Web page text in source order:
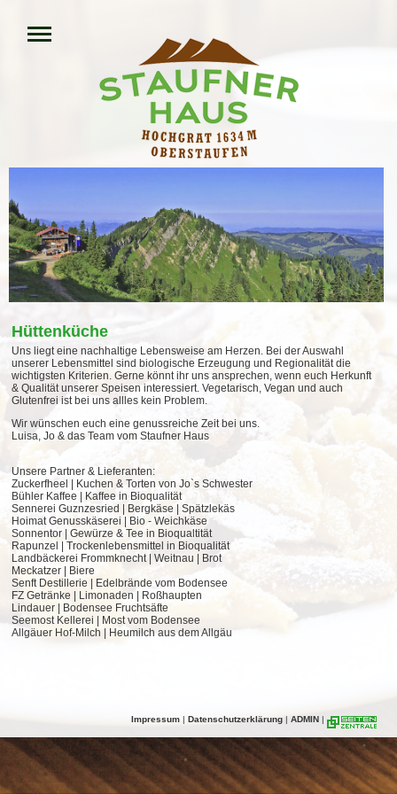
Hüttenküche
Uns liegt eine nachhaltige Lebensweise am Herzen. Bei der Auswahl
unserer Lebensmittel sind biologische Erzeugung und Regionalität die
wichtigsten Kriterien. Gerne könnt ihr uns ansprechen, wenn euch Herkunft
& Qualität unserer Speisen interessiert. Vegetarisch, Vegan und auch
Glutenfrei ist bei uns allles kein Problem.
Wir wünschen euch eine genussreiche Zeit bei uns.
Luisa, Jo & das Team vom Staufner Haus
Unsere Partner & Lieferanten:
Zuckerfheel | Kuchen & Torten von Jo`s Schwester
Bühler Kaffee | Kaffee in Bioqualität
Sennerei Guznzesried | Bergkäse | Spätzlekäs
Hoimat Genusskäserei | Bio - Weichkäse
Sonnentor | Gewürze & Tee in Bioqualtität
Rapunzel | Trockenlebensmittel in Bioqualität
Landbäckerei Frommknecht | Weitnau | Brot
Meckatzer | Biere
Senft Destillerie | Edelbrände vom Bodensee
FZ Getränke | Limonaden | Roßhaupten
Lindauer | Bodensee Fruchtsäfte
Seemost Kellerei | Most vom Bodensee
Allgäuer Hof-Milch | Heumilch aus dem Allgäu
Impressum | Datenschutzerklärung | ADMIN |